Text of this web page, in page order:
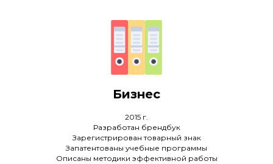
Бизнес
2015 г.
Разработан брендбук
Зарегистрирован товарный знак
Запатентованы учебные программы
Описаны методики эффективной работы